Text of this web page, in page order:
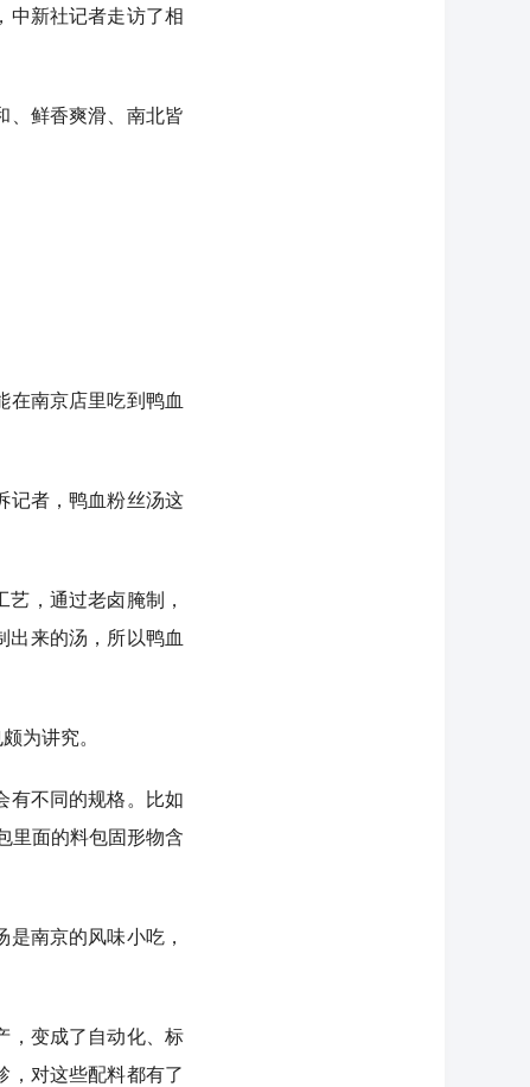
中新社记者走访了相
鲜香爽滑、南北皆
南京店里吃到鸭血
者，鸭血粉丝汤这
，通过老卤腌制，
出来的汤，所以鸭血
为讲究。
不同的规格。比如
里面的料包固形物含
南京的风味小吃，
变成了自动化、标
，对这些配料都有了